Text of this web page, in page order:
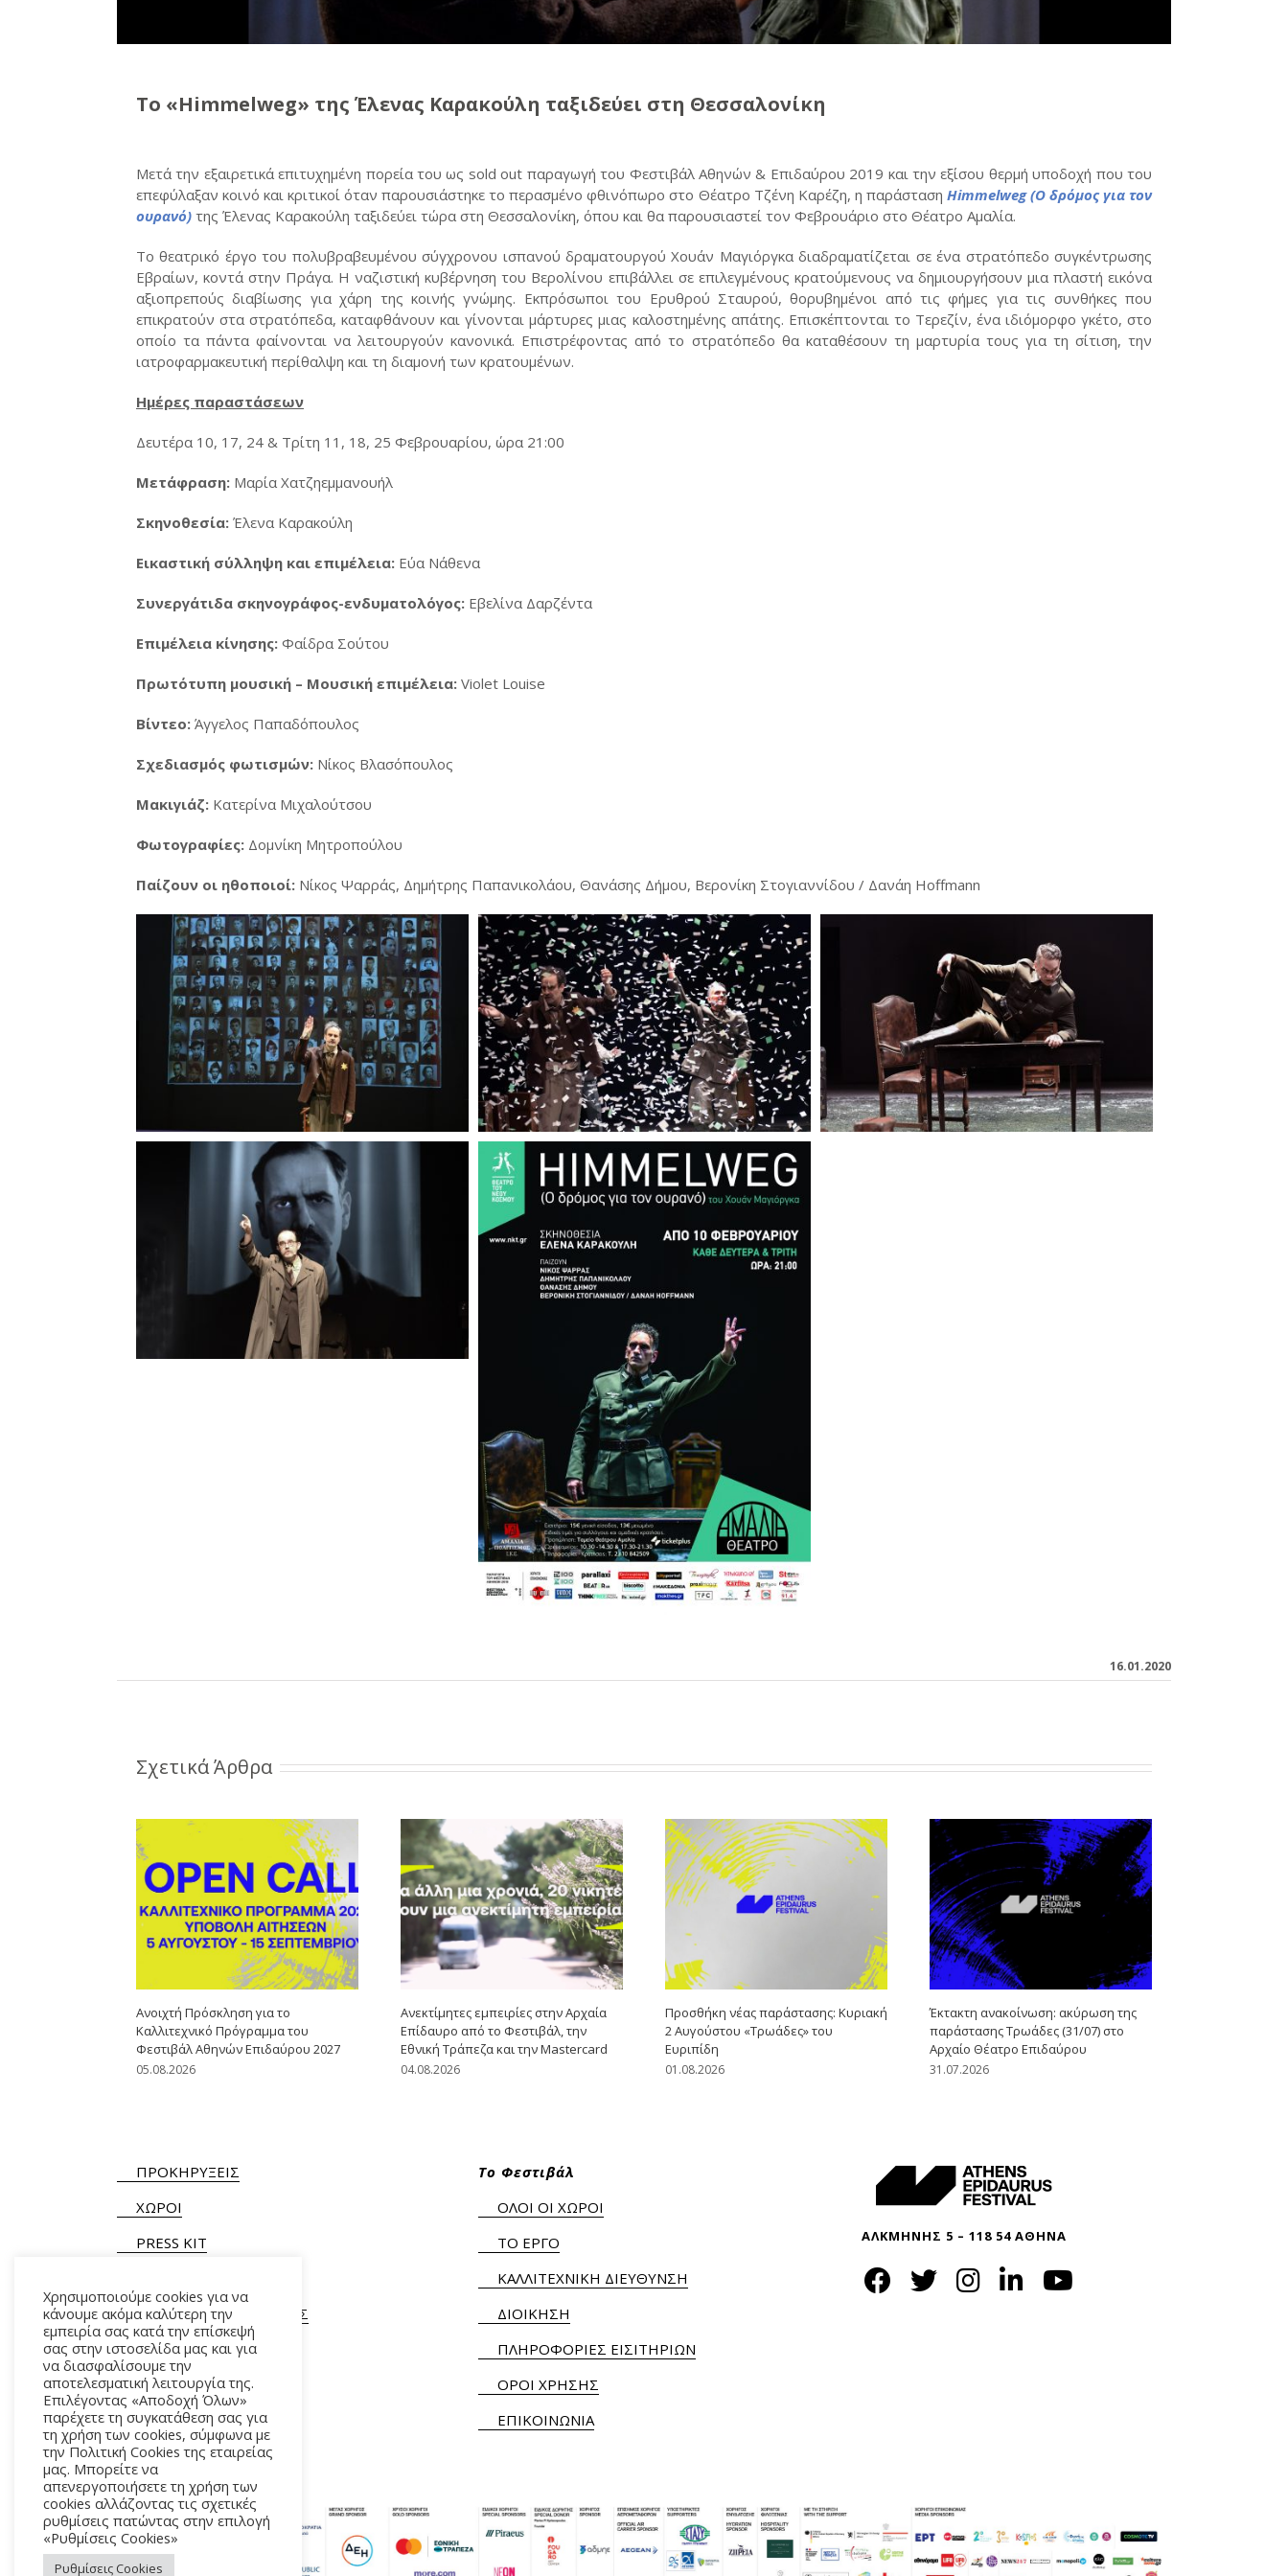
Το «Himmelweg» της Έλενας Καρακούλη ταξιδεύει στη Θεσσαλονίκη
Μετά την εξαιρετικά επιτυχημένη πορεία του ως sold out παραγωγή του Φεστιβάλ Αθηνών & Επιδαύρου 2019 και την εξίσου θερμή υποδοχή που του
επεφύλαξαν κοινό και κριτικοί όταν παρουσιάστηκε το περασμένο φθινόπωρο στο Θέατρο Τζένη Καρέζη, η παράσταση Himmelweg (Ο δρόμος για τον
ουρανό) της Έλενας Καρακούλη ταξιδεύει τώρα στη Θεσσαλονίκη, όπου και θα παρουσιαστεί τον Φεβρουάριο στο Θέατρο Αμαλία.
Το θεατρικό έργο του πολυβραβευμένου σύγχρονου ισπανού δραματουργού Χουάν Μαγιόργκα διαδραματίζεται σε ένα στρατόπεδο συγκέντρωσης
Εβραίων, κοντά στην Πράγα. Η ναζιστική κυβέρνηση του Βερολίνου επιβάλλει σε επιλεγμένους κρατούμενους να δημιουργήσουν μια πλαστή εικόνα
αξιοπρεπούς διαβίωσης για χάρη της κοινής γνώμης. Εκπρόσωποι του Ερυθρού Σταυρού, θορυβημένοι από τις φήμες για τις συνθήκες που
επικρατούν στα στρατόπεδα, καταφθάνουν και γίνονται μάρτυρες μιας καλοστημένης απάτης. Επισκέπτονται το Τερεζίν, ένα ιδιόμορφο γκέτο, στο
οποίο τα πάντα φαίνονται να λειτουργούν κανονικά. Επιστρέφοντας από το στρατόπεδο θα καταθέσουν τη μαρτυρία τους για τη σίτιση, την
ιατροφαρμακευτική περίθαλψη και τη διαμονή των κρατουμένων.
Ημέρες παραστάσεων
Δευτέρα 10, 17, 24 & Τρίτη 11, 18, 25 Φεβρουαρίου, ώρα 21:00
Μετάφραση: Μαρία Χατζηεμμανουήλ
Σκηνοθεσία: Έλενα Καρακούλη
Εικαστική σύλληψη και επιμέλεια: Εύα Νάθενα
Συνεργάτιδα σκηνογράφος-ενδυματολόγος: Εβελίνα Δαρζέντα
Επιμέλεια κίνησης: Φαίδρα Σούτου
Πρωτότυπη μουσική – Μουσική επιμέλεια: Violet Louise
Βίντεο: Άγγελος Παπαδόπουλος
Σχεδιασμός φωτισμών: Nίκος Βλασόπουλος
Μακιγιάζ: Κατερίνα Μιχαλούτσου
Φωτογραφίες: Δομνίκη Μητροπούλου
Παίζουν οι ηθοποιοί: Νίκος Ψαρράς, Δημήτρης Παπανικολάου, Θανάσης Δήμου, Βερονίκη Στογιαννίδου / Δανάη Hoffmann
16.01.2020
Σχετικά Άρθρα
Ανοιχτή Πρόσκληση για το
Καλλιτεχνικό Πρόγραμμα του
Φεστιβάλ Αθηνών Επιδαύρου 2027
05.08.2026
Ανεκτίμητες εμπειρίες στην Αρχαία
Επίδαυρο από το Φεστιβάλ, την
Εθνική Τράπεζα και την Mastercard
04.08.2026
Προσθήκη νέας παράστασης: Κυριακή
2 Αυγούστου «Τρωάδες» του
Ευριπίδη
01.08.2026
Έκτακτη ανακοίνωση: ακύρωση της
παράστασης Τρωάδες (31/07) στο
Αρχαίο Θέατρο Επιδαύρου
31.07.2026
ΠΡΟΚΗΡΥΞΕΙΣ
ΧΩΡΟΙ
PRESS KIT
ΓΕΝΙΚΕΣ ΠΛΗΡΟΦΟΡΙΕΣ
Τ. +30 210 9282900/ 901
Το Φεστιβάλ
ΟΛΟΙ ΟΙ ΧΩΡΟΙ
ΤΟ ΕΡΓΟ
ΚΑΛΛΙΤΕΧΝΙΚΗ ΔΙΕΥΘΥΝΣΗ
ΔΙΟΙΚΗΣΗ
ΠΛΗΡΟΦΟΡΙΕΣ ΕΙΣΙΤΗΡΙΩΝ
ΟΡΟΙ ΧΡΗΣΗΣ
ΕΠΙΚΟΙΝΩΝΙΑ
ΑΛΚΜΗΝΗΣ 5 – 118 54 ΑΘΗΝΑ
Χρησιμοποιούμε cookies για να
κάνουμε ακόμα καλύτερη την
εμπειρία σας κατά την επίσκεψή
σας στην ιστοσελίδα μας και για
να διασφαλίσουμε την
αποτελεσματική λειτουργία της.
Επιλέγοντας «Αποδοχή Όλων»
παρέχετε τη συγκατάθεση σας για
τη χρήση των cookies, σύμφωνα με
την Πολιτική Cookies της εταιρείας
μας. Μπορείτε να
απενεργοποιήσετε τη χρήση των
cookies αλλάζοντας τις σχετικές
ρυθμίσεις πατώντας στην επιλογή
«Ρυθμίσεις Cookies»
Ρυθμίσεις Cookies